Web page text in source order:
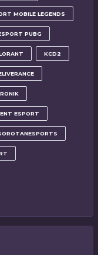
MOBILE LEGENDS
PUBG
KCD2
ESPORT